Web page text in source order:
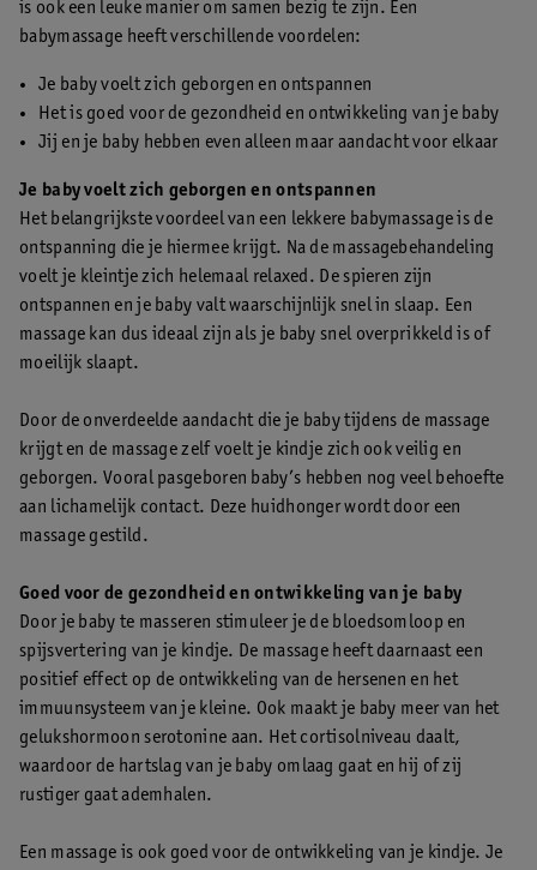
is ook een leuke manier om samen bezig te zijn. Een
babymassage heeft verschillende voordelen:
Je baby voelt zich geborgen en ontspannen
Het is goed voor de gezondheid en ontwikkeling van je baby
Jij en je baby hebben even alleen maar aandacht voor elkaar
Je baby voelt zich geborgen en ontspannen
Het belangrijkste voordeel van een lekkere babymassage is de
ontspanning die je hiermee krijgt. Na de massagebehandeling
voelt je kleintje zich helemaal relaxed. De spieren zijn
ontspannen en je baby valt waarschijnlijk snel in slaap. Een
massage kan dus ideaal zijn als je baby snel overprikkeld is of
moeilijk slaapt.
Door de onverdeelde aandacht die je baby tijdens de massage
krijgt en de massage zelf voelt je kindje zich ook veilig en
geborgen. Vooral pasgeboren baby’s hebben nog veel behoefte
aan lichamelijk contact. Deze huidhonger wordt door een
massage gestild.
Goed voor de gezondheid en ontwikkeling van je baby
Door je baby te masseren stimuleer je de bloedsomloop en
spijsvertering van je kindje. De massage heeft daarnaast een
positief effect op de ontwikkeling van de hersenen en het
immuunsysteem van je kleine. Ook maakt je baby meer van het
gelukshormoon serotonine aan. Het cortisolniveau daalt,
waardoor de hartslag van je baby omlaag gaat en hij of zij
rustiger gaat ademhalen.
Een massage is ook goed voor de ontwikkeling van je kindje. Je